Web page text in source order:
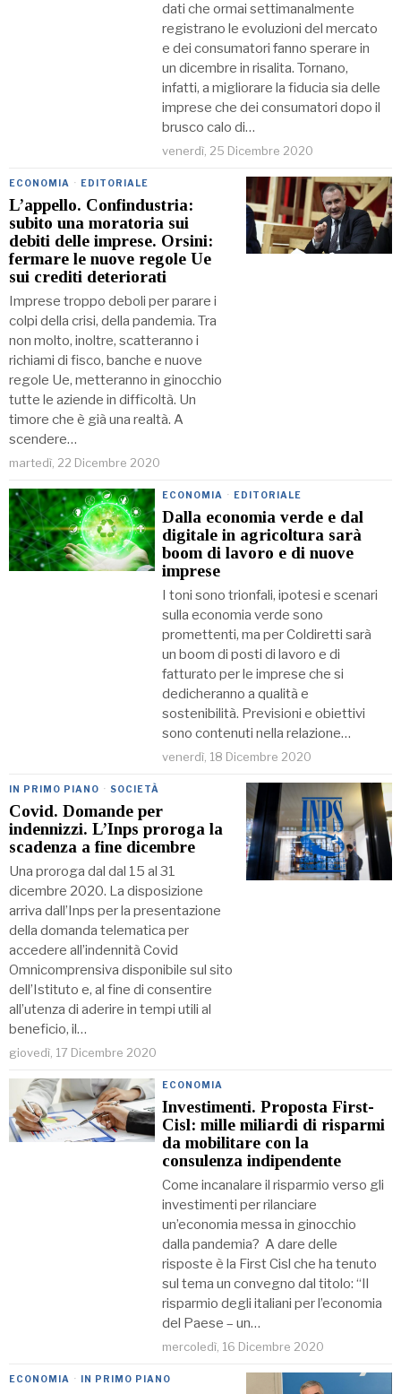
dati che ormai settimanalmente
registrano le evoluzioni del mercato
e dei consumatori fanno sperare in
un dicembre in risalita. Tornano,
infatti, a migliorare la fiducia sia delle
imprese che dei consumatori dopo il
brusco calo di…
venerdì, 25 Dicembre 2020
ECONOMIA · EDITORIALE
L’appello. Confindustria:
subito una moratoria sui
debiti delle imprese. Orsini:
fermare le nuove regole Ue
sui crediti deteriorati
Imprese troppo deboli per parare i
colpi della crisi, della pandemia. Tra
non molto, inoltre, scatteranno i
richiami di fisco, banche e nuove
regole Ue, metteranno in ginocchio
tutte le aziende in difficoltà. Un
timore che è già una realtà. A
scendere…
martedì, 22 Dicembre 2020
ECONOMIA · EDITORIALE
Dalla economia verde e dal
digitale in agricoltura sarà
boom di lavoro e di nuove
imprese
I toni sono trionfali, ipotesi e scenari
sulla economia verde sono
promettenti, ma per Coldiretti sarà
un boom di posti di lavoro e di
fatturato per le imprese che si
dedicheranno a qualità e
sostenibilità. Previsioni e obiettivi
sono contenuti nella relazione…
venerdì, 18 Dicembre 2020
IN PRIMO PIANO · SOCIETÀ
Covid. Domande per
indennizzi. L’Inps proroga la
scadenza a fine dicembre
Una proroga dal dal 15 al 31
dicembre 2020. La disposizione
arriva dall’Inps per la presentazione
della domanda telematica per
accedere all’indennità Covid
Omnicomprensiva disponibile sul sito
dell’Istituto e, al fine di consentire
all’utenza di aderire in tempi utili al
beneficio, il…
giovedì, 17 Dicembre 2020
ECONOMIA
Investimenti. Proposta First-
Cisl: mille miliardi di risparmi
da mobilitare con la
consulenza indipendente
Come incanalare il risparmio verso gli
investimenti per rilanciare
un’economia messa in ginocchio
dalla pandemia? A dare delle
risposte è la First Cisl che ha tenuto
sul tema un convegno dal titolo: “Il
risparmio degli italiani per l’economia
del Paese – un…
mercoledì, 16 Dicembre 2020
ECONOMIA · IN PRIMO PIANO